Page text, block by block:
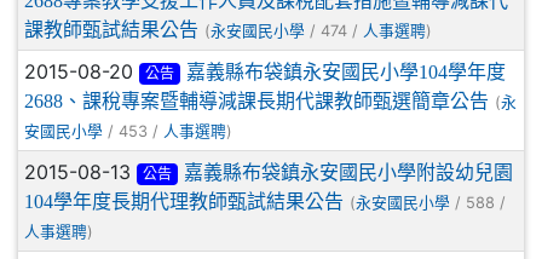
課教師甄試結果公告 (永安國民小學 / 474 / 人事選聘)
2015-08-20 公告
嘉義縣布袋鎮永安國民小學104學年度
2688、課稅專案暨輔導減課長期代課教師甄選簡章公告 (永
安國民小學 / 453 / 人事選聘)
2015-08-13 公告
嘉義縣布袋鎮永安國民小學附設幼兒園
104學年度長期代理教師甄試結果公告 (永安國民小學 / 588 /
人事選聘)